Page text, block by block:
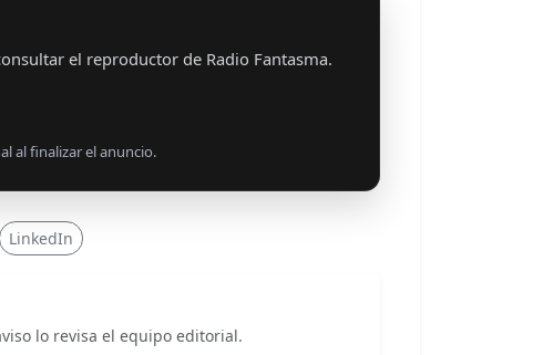
el reproductor de Radio Fantasma.
al finalizar el anuncio.
LinkedIn
lo revisa el equipo editorial.